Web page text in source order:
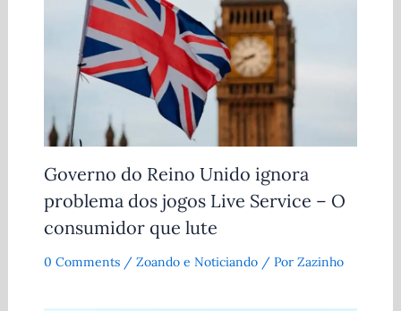
Governo do Reino Unido ignora
problema dos jogos Live Service – O
consumidor que lute
0 Comments / Zoando e Noticiando/ Por Zazinho